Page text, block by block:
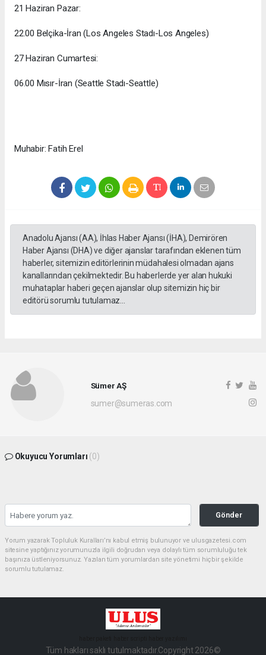
21 Haziran Pazar:
22.00 Belçika-İran (Los Angeles Stadı-Los Angeles)
27 Haziran Cumartesi:
06.00 Mısır-İran (Seattle Stadı-Seattle)
Muhabir: Fatih Erel
Anadolu Ajansı (AA), İhlas Haber Ajansı (İHA), Demirören
Haber Ajansı (DHA) ve diğer ajanslar tarafından eklenen tüm
haberler, sitemizin editörlerinin müdahalesi olmadan ajans
kanallarından çekilmektedir. Bu haberlerde yer alan hukuki
muhataplar haberi geçen ajanslar olup sitemizin hiç bir
editörü sorumlu tutulamaz...
Sümer AŞ
sumer@sumeras.com
Okuyucu Yorumları (0)
Gönder
Yorum yazarak Topluluk Kuralları’nı kabul etmiş bulunuyor ve ulusgazetesi.com
sitesine yaptığınız yorumunuzla ilgili doğrudan veya dolaylı tüm sorumluluğu tek
başınıza üstleniyorsunuz. Yazılan tüm yorumlardan site yönetimi hiçbir şekilde
sorumlu tutulamaz.
Tüm hakları saklı tutulmaktadır.Copyright 2026©